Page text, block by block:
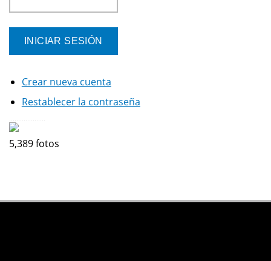
Crear nueva cuenta
Restablecer la contraseña
5,389 fotos